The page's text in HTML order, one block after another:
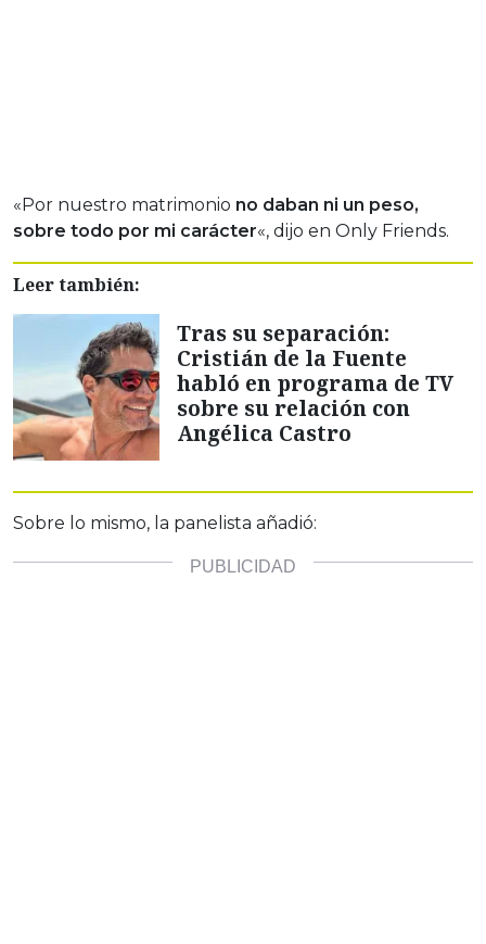
«Por nuestro matrimonio no daban ni un peso,
sobre todo por mi carácter«, dijo en Only Friends.
Leer también:
Tras su separación:
Cristián de la Fuente
habló en programa de TV
sobre su relación con
Angélica Castro
Sobre lo mismo, la panelista añadió: